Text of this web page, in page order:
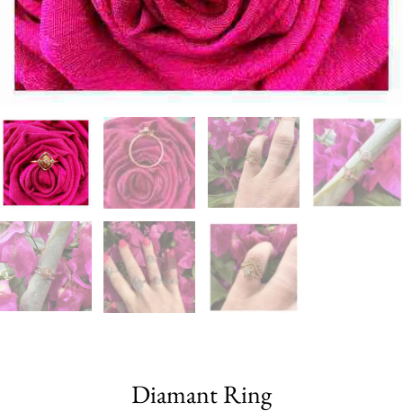
Diamant Ring